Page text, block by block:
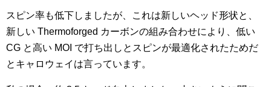
スピン率も低下しましたが、これは新しいヘッド形状と、
新しい Thermoforged カーボンの組み合わせにより、低い
CG と高い MOI で打ち出しとスピンが最適化されたためだ
とキャロウェイは言っています。